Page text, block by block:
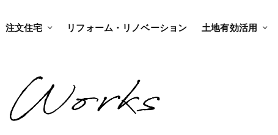
注文住宅 リフォーム・リノベーション 土地有効活用